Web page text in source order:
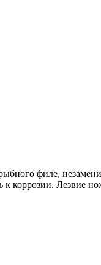
филе,
коррозии. Лезвие